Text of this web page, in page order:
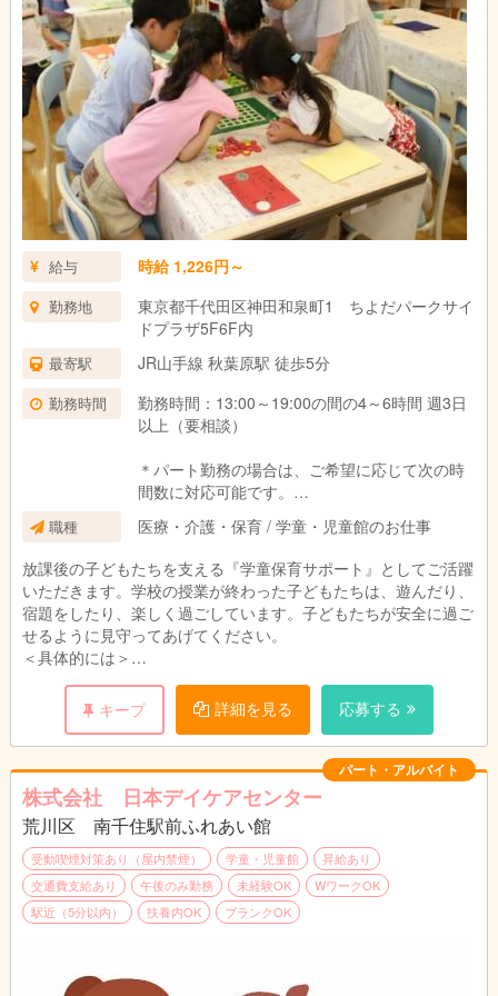
給与 時給 1,226円～
勤務地
東京都千代田区神田和泉町1 ちよだパークサイ
ドプラザ5F6F内
最寄駅 JR山手線 秋葉原駅 徒歩5分
勤務時間
勤務時間：13:00～19:00の間の4～6時間 週3日
以上（要相談）
＊パート勤務の場合は、ご希望に応じて次の時
間数に対応可能です。
・週に20時間未満、 週に20時間以上30時間
未満、 週に30時間以上
職種
医療・介護・保育 / 学童・児童館のお仕事
放課後の子どもたちを支える『学童保育サポート』としてご活躍
いただきます。学校の授業が終わった子どもたちは、遊んだり、
宿題をしたり、楽しく過ごしています。子どもたちが安全に過ご
せるように見守ってあげてください。
＜具体的には＞
・行事の企画と実施 ・児童の受入れ、送り出し ・おやつ準
備、提供
・集団活動のサポート見守り ・お子様の帰宅後のお掃除
＊無資格・未経験可、
※高校卒業以上、 学生アルバイト不可
キープ 詳細を見る 応募する
パート・アルバイト
株式会社 日本デイケアセンター
荒川区 南千住駅前ふれあい館
受動喫煙対策あり（屋内禁煙） 学童・児童館
昇給あり
交通費支給あり
午後のみ勤務 未経験OK
WワークOK
駅近（5分以内）
扶養内OK ブランクOK